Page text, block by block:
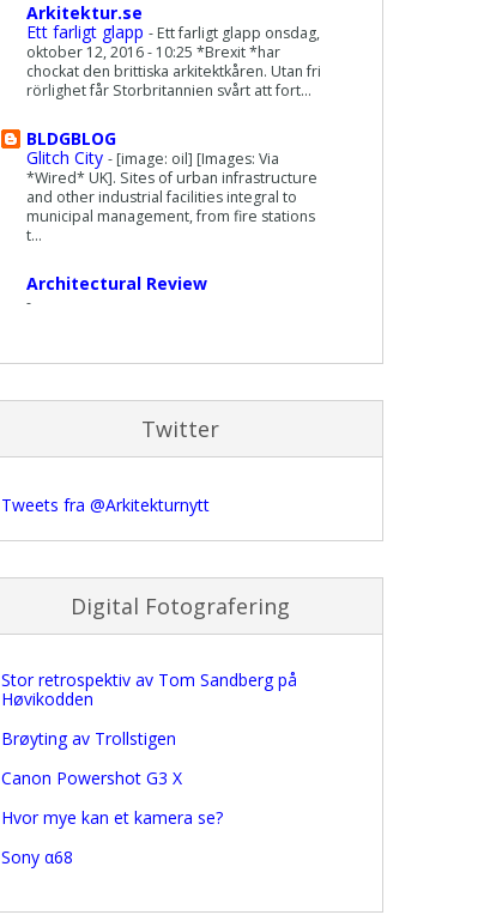
Arkitektur.se
Ett farligt glapp - Ett farligt glapp onsdag,
oktober 12, 2016 - 10:25 *Brexit *har
chockat den brittiska arkitektkåren. Utan fri
rörlighet får Storbritannien svårt att fort...
BLDGBLOG
Glitch City - [image: oil] [Images: Via
*Wired* UK]. Sites of urban infrastructure
and other industrial facilities integral to
municipal management, from fire stations
t...
Architectural Review
-
Twitter
Tweets fra @Arkitekturnytt
Digital Fotografering
Stor retrospektiv av Tom Sandberg på
Høvikodden
Brøyting av Trollstigen
Canon Powershot G3 X
Hvor mye kan et kamera se?
Sony α68